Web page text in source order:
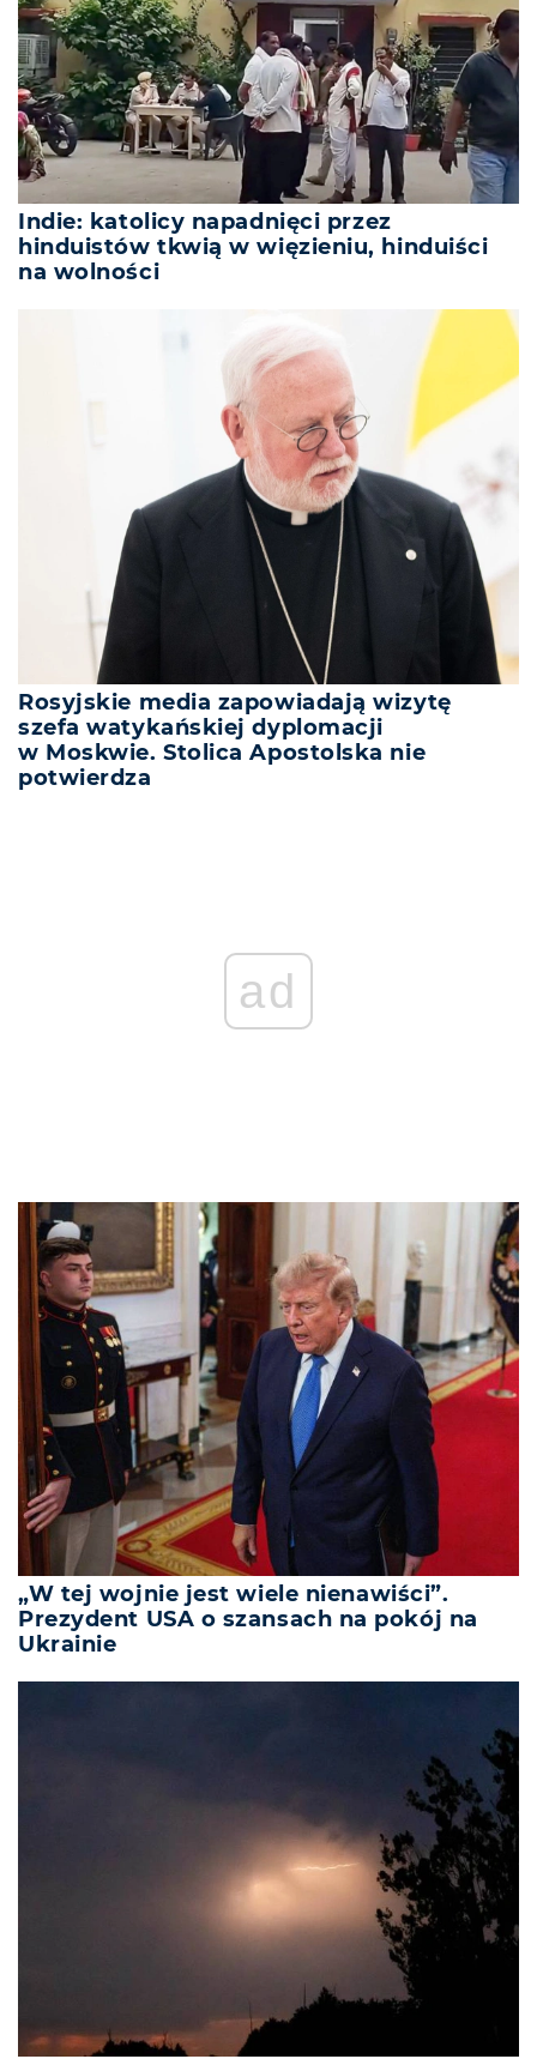
Indie: katolicy napadnięci przez
hinduistów tkwią w więzieniu, hinduiści
na wolności
Rosyjskie media zapowiadają wizytę
szefa watykańskiej dyplomacji
w Moskwie. Stolica Apostolska nie
potwierdza
ad
„W tej wojnie jest wiele nienawiści”.
Prezydent USA o szansach na pokój na
Ukrainie